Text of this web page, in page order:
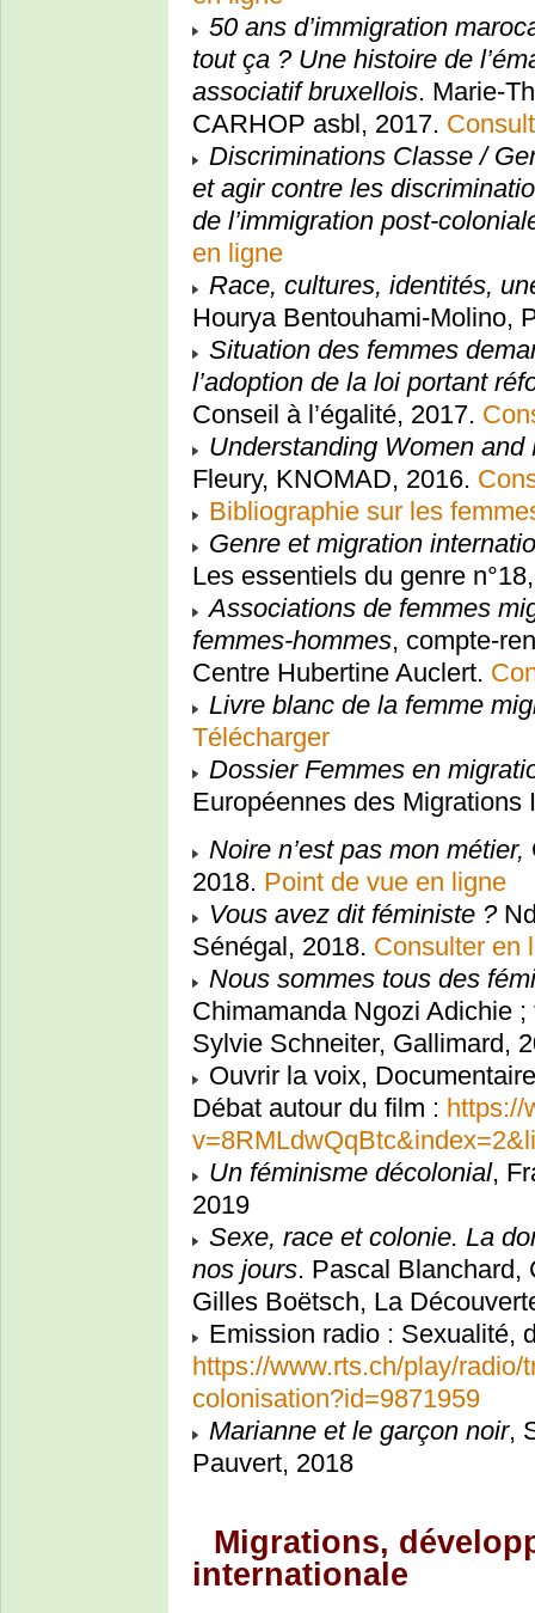
50 ans d’immigration
tout ça ? Une histoire de
associatif bruxellois. Marie-
CARHOP asbl, 2017.
Discriminations Classe /
et agir contre les
de l’immigration post-
en ligne
Race, cultures, identités,
Hourya Bentouhami-Molino,
Situation des femmes
l’adoption de la loi portant
Conseil à l’égalité, 2017.
Understanding Women and
Fleury, KNOMAD, 2016.
Bibliographie sur les
Genre et migration
Les essentiels du genre
Associations de femmes
femmes-hommes, compte-
Centre Hubertine Auclert.
Livre blanc de la femme
Télécharger
Dossier Femmes en
Européennes des
Noire n’est pas mon métier,
2018. Point de vue en ligne
Vous avez dit féministe ?
Sénégal, 2018. Consulter en
Nous sommes tous des
Chimamanda Ngozi Adichie
Sylvie Schneiter, Gallimard,
Ouvrir la voix,
Débat autour du film : https://
Un féminisme décolonial,
2019
Sexe, race et colonie. La
nos jours. Pascal Blanchard,
Gilles Boëtsch, La
Emission radio : Sexualité,
https://www.rts.ch/play/
colonisation?id=9871959
Marianne et le garçon noir,
Pauvert, 2018
Migrations,
internationale